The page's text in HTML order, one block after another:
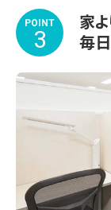
POINT
3
家
毎